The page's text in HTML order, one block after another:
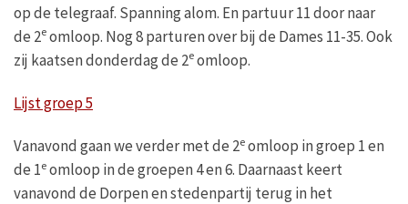
op de telegraaf. Spanning alom. En partuur 11 door naar
de 2e omloop. Nog 8 parturen over bij de Dames 11-35. Ook
zij kaatsen donderdag de 2e omloop.
Lijst groep 5
Vanavond gaan we verder met de 2e omloop in groep 1 en
de 1e omloop in de groepen 4 en 6. Daarnaast keert
vanavond de Dorpen en stedenpartij terug in het